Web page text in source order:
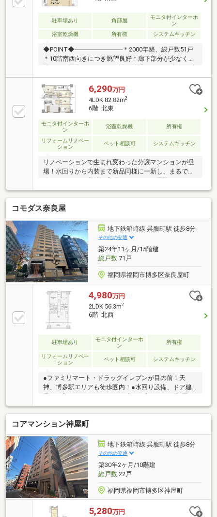
駐車場あり 角部屋
モニタ付インターホ
ン
浴室乾燥機
所有権 システムキッチン
◆POINT◆───────────＊2000年築、総戸数51戸
＊10階南西向きにつき眺望良好＊廊下部分が少なく無
82.82㎡の3LDK＊玄関部分にポーチ有＊博多小学校ま
で徒歩6分(約480m)の立地≪2026年7月 下記リフォー
ム完成済≫＊新規交換・キッチン、シャワートイレ、
ユニットバス、洗面化粧台・洗濯用防水パン、建具、
給湯器＊張替・取替・クロス（全室）、フローリング
（全居室・LDK・廊下）、CF（トイレ・洗面）・スイ
ッチ、コンセントプレート、フロアタイル、給排水管
更新（一部）
6,290万円
4LDK 82.82m2
6階 北東
モニタ付インターホ
ン
浴室乾燥機 所有権
リフォームリノベー
ション
ペット相談可 システムキッチン
リノベーションで生まれ変わった分譲マンションが登
場！水回りから内装まで新品同様に一新し、まるで新
築のような住み心地を実現しました。お子様とのびの
び暮らせる住空間で、新しい家族の毎日をスタートで
きます。
コモダス奈良屋
地下鉄箱崎線 呉服町駅 徒歩8分
その他の交通
築24年11ヶ月/15階建
総戸数71戸
福岡県福岡市博多区奈良屋町
4,980万円
2LDK 56.3m2
6階 北西
駐車場あり
モニタ付インターホ
ン
所有権
リフォームリノベー
ション
ペット相談可 システムキッチン
●ファミリマート・ドラッグイレブンが目の前！天
神、博多駅エリアも徒歩圏内！●水回り設備、ドア建
ウォークインクローゼットも備え、シングルやDINKS
に適した広さ！
コアマンション神屋町
地下鉄箱崎線 呉服町駅 徒歩8分
その他の交通
築30年2ヶ月/10階建
総戸数22戸
福岡県福岡市博多区神屋町
5,280万円